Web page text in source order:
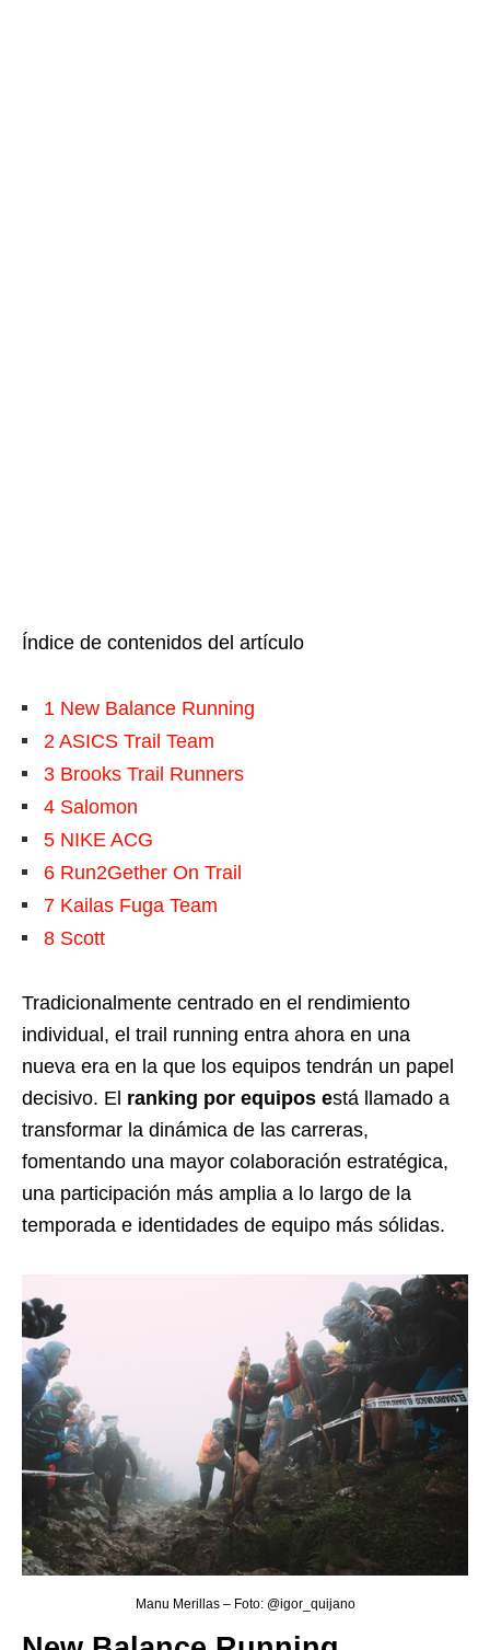
Índice de contenidos del artículo
1 New Balance Running
2 ASICS Trail Team
3 Brooks Trail Runners
4 Salomon
5 NIKE ACG
6 Run2Gether On Trail
7 Kailas Fuga Team
8 Scott
Tradicionalmente centrado en el rendimiento
individual, el trail running entra ahora en una
nueva era en la que los equipos tendrán un papel
decisivo. El ranking por equipos está llamado a
transformar la dinámica de las carreras,
fomentando una mayor colaboración estratégica,
una participación más amplia a lo largo de la
temporada e identidades de equipo más sólidas.
Manu Merillas – Foto: @igor_quijano